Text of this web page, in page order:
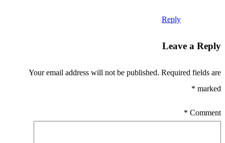
Reply
Leave a Reply
Your email address will not be published. Required fields are
marked
*
Comment
*